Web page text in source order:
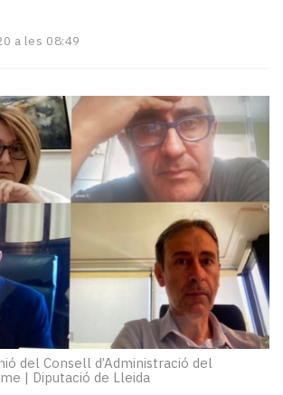
a les 08:49
del Consell d’Administració del
| Diputació de Lleida